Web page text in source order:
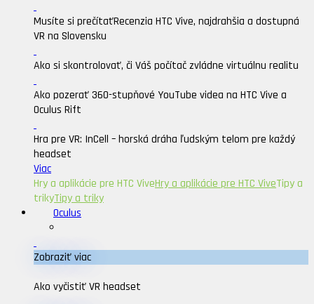
Musíte si prečítaťRecenzia HTC Vive, najdrahšia a dostupná
VR na Slovensku
Ako si skontrolovať, či Váš počítač zvládne virtuálnu realitu
Ako pozerať 360-stupňové YouTube videa na HTC Vive a
Oculus Rift
Hra pre VR: InCell – horská dráha ľudským telom pre každý
headset
Viac
Hry a aplikácie pre HTC ViveHry a aplikácie pre HTC ViveTipy a
trikyTipy a triky
Oculus
Zobraziť viac
Ako vyčistiť VR headset